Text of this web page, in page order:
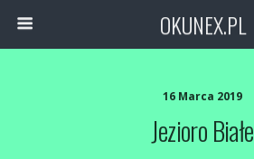
OKUNEX.PL
16 Marca 2019
Jezioro Białe